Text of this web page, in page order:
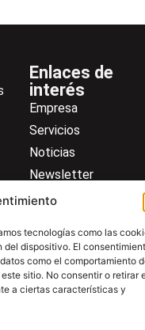
tecnologías como las
dispositivo. El
como el comportamiento
sitio. No consentir o retirar
a ciertas características y
Enlaces de
interés
Empresa
Servicios
Noticias
Newsletter
Descargas
Centro de ayuda